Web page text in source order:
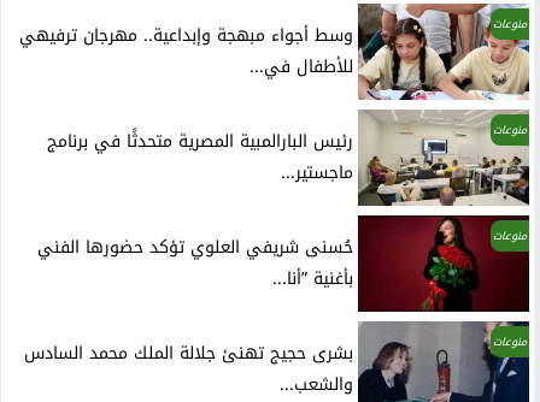
منوعات
وسط أجواء مبهجة وإبداعية.. مهرجان ترفيهي
للأطفال في...
منوعات
رئيس البارالمبية المصرية متحدثًا في برنامج
ماجستير...
منوعات
حُسنى شريفي العلوي تؤكد حضورها الفني
بأغنية ”أنا...
منوعات
بشرى حجيج تهنئ جلالة الملك محمد السادس
والشعب...